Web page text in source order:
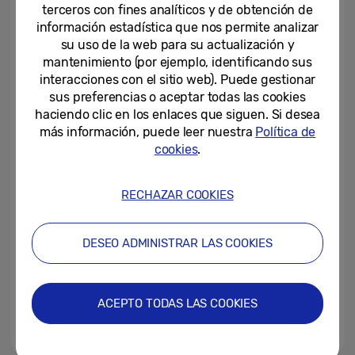
perfeccionados para cada...
Samsung anuncia la llegada a
España de sus nuevos
dispositivos Galaxy con...
22-07-2026
tus aliados para cuidar de tu...
22-07-2026
para el día a día
terceros con fines analíticos y de obtención de
información estadística que nos permite analizar
su uso de la web para su actualización y
mantenimiento (por ejemplo, identificando sus
interacciones con el sitio web). Puede gestionar
sus preferencias o aceptar todas las cookies
haciendo clic en los enlaces que siguen. Si desea
más información, puede leer nuestra Política de
cookies.
RECHAZAR COOKIES
DESEO ADMINISTRAR LAS COOKIES
ACEPTO TODAS LAS COOKIES